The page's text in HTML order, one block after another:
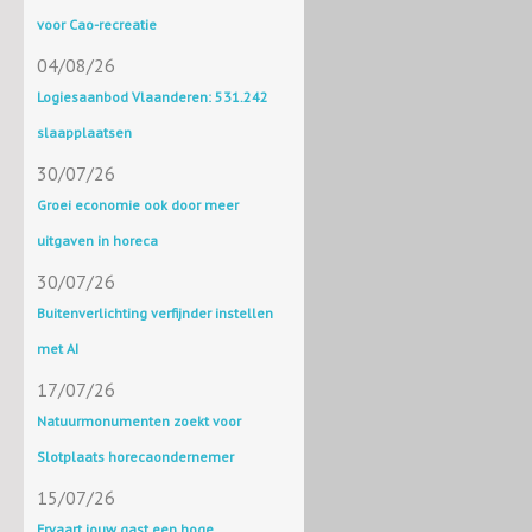
voor Cao-recreatie
04/08/26
Logiesaanbod Vlaanderen: 531.242
slaapplaatsen
30/07/26
Groei economie ook door meer
uitgaven in horeca
30/07/26
Buitenverlichting verfijnder instellen
met AI
17/07/26
Natuurmonumenten zoekt voor
Slotplaats horecaondernemer
15/07/26